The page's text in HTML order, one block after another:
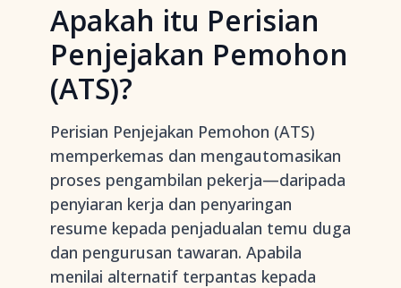
Apakah itu Perisian
Penjejakan Pemohon
(ATS)?
Perisian Penjejakan Pemohon (ATS)
memperkemas dan mengautomasikan
proses pengambilan pekerja—daripada
penyiaran kerja dan penyaringan
resume kepada penjadualan temu duga
dan pengurusan tawaran. Apabila
menilai alternatif terpantas kepada